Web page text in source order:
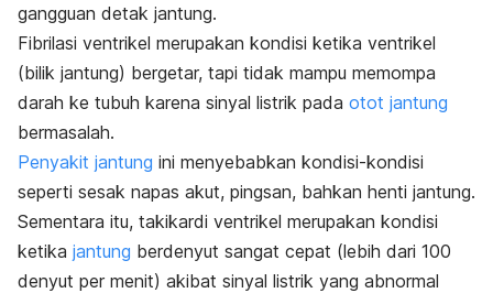
gangguan detak jantung.
Fibrilasi ventrikel merupakan kondisi ketika ventrikel
(bilik jantung) bergetar, tapi tidak mampu memompa
darah ke tubuh karena sinyal listrik pada otot jantung
bermasalah.
Penyakit jantung ini menyebabkan kondisi-kondisi
seperti sesak napas akut, pingsan, bahkan henti jantung.
Sementara itu, takikardi ventrikel merupakan kondisi
ketika jantung berdenyut sangat cepat (lebih dari 100
denyut per menit) akibat sinyal listrik yang abnormal